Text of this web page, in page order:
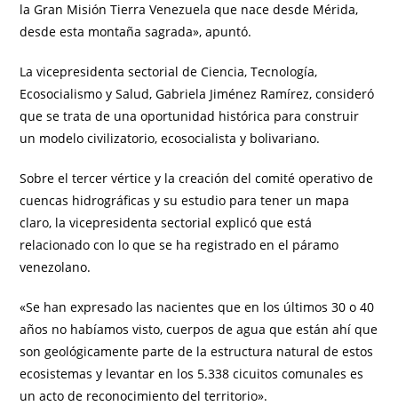
la Gran Misión Tierra Venezuela que nace desde Mérida,
desde esta montaña sagrada», apuntó.
La vicepresidenta sectorial de Ciencia, Tecnología,
Ecosocialismo y Salud, Gabriela Jiménez Ramírez, consideró
que se trata de una oportunidad histórica para construir
un modelo civilizatorio, ecosocialista y bolivariano.
Sobre el tercer vértice y la creación del comité operativo de
cuencas hidrográficas y su estudio para tener un mapa
claro, la vicepresidenta sectorial explicó que está
relacionado con lo que se ha registrado en el páramo
venezolano.
«Se han expresado las nacientes que en los últimos 30 o 40
años no habíamos visto, cuerpos de agua que están ahí que
son geológicamente parte de la estructura natural de estos
ecosistemas y levantar en los 5.338 cicuitos comunales es
un acto de reconocimiento del territorio».